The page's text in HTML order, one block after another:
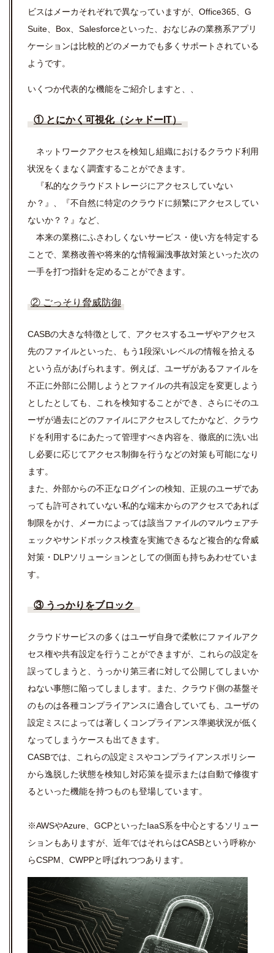
ビスはメーカそれぞれで異なっていますが、Office365、G
Suite、Box、Salesforceといった、おなじみの業務系アプリ
ケーションは比較的どのメーカでも多くサポートされている
ようです。
いくつか代表的な機能をご紹介しますと、、
① とにかく可視化（シャドーIT）
ネットワークアクセスを検知し組織におけるクラウド利用
状況をくまなく調査することができます。
『私的なクラウドストレージにアクセスしていない
か？』、『不自然に特定のクラウドに頻繁にアクセスしてい
ないか？？』など、
本来の業務にふさわしくないサービス・使い方を特定する
ことで、業務改善や将来的な情報漏洩事故対策といった次の
一手を打つ指針を定めることができます。
② ごっそり脅威防御
CASBの大きな特徴として、アクセスするユーザやアクセス
先のファイルといった、もう1段深いレベルの情報を拾える
という点があげられます。例えば、ユーザがあるファイルを
不正に外部に公開しようとファイルの共有設定を変更しよう
としたとしても、これを検知することができ、さらにそのユ
ーザが過去にどのファイルにアクセスしてたかなど、クラウ
ドを利用するにあたって管理すべき内容を、徹底的に洗い出
し必要に応じてアクセス制御を行うなどの対策も可能になり
ます。
また、外部からの不正なログインの検知、正規のユーザであ
っても許可されていない私的な端末からのアクセスであれば
制限をかけ、メーカによっては該当ファイルのマルウェアチ
ェックやサンドボックス検査を実施できるなど複合的な脅威
対策・DLPソリューションとしての側面も持ちあわせていま
す。
③ うっかりをブロック
クラウドサービスの多くはユーザ自身で柔軟にファイルアク
セス権や共有設定を行うことができますが、これらの設定を
誤ってしまうと、うっかり第三者に対して公開してしまいか
ねない事態に陥ってしまします。また、クラウド側の基盤そ
のものは各種コンプライアンスに適合していても、ユーザの
設定ミスによっては著しくコンプライアンス準拠状況が低く
なってしまうケースも出てきます。
CASBでは、これらの設定ミスやコンプライアンスポリシー
から逸脱した状態を検知し対応策を提示または自動で修復す
るといった機能を持つものも登場しています。
※AWSやAzure、GCPといったIaaS系を中心とするソリュー
ションもありますが、近年ではそれらはCASBという呼称か
らCSPM、CWPPと呼ばれつつあります。